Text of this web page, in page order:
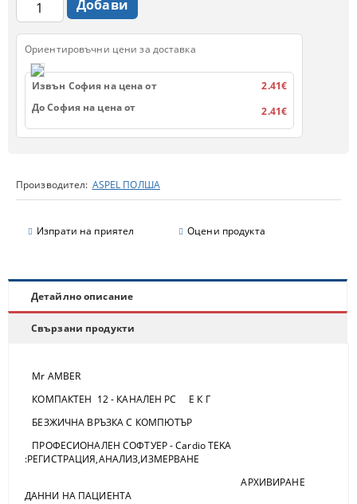
Производител: ASPEL ПОЛША
Изпрати на приятел Оцени продукта
Ориентировъчни цени за доставка
Извън София на цена от
2.41€
До София на цена от
2.41€
Детайлно описание
Свързани продукти
Мr AMBER
КОМПАКТЕН 12 - КАНАЛЕН РС Е К Г
БЕЗЖИЧНА ВРЪЗКА С КОМПЮТЪР
ПРОФЕСИОНАЛЕН СОФТУЕР - Cardio TEKA
:РЕГИСТРАЦИЯ,АНАЛИЗ,ИЗМЕРВАНЕ
АРХИВИРАНЕ
ДАННИ НА ПАЦИЕНТА